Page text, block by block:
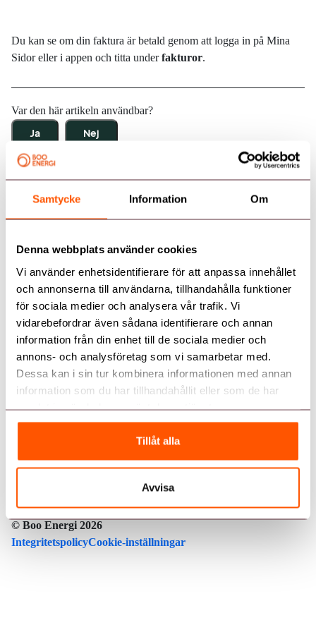
Samtycke Information Om
Denna webbplats använder cookies
Vi använder enhetsidentifierare för att anpassa innehållet
och annonserna till användarna, tillhandahålla funktioner
för sociala medier och analysera vår trafik. Vi
vidarebefordrar även sådana identifierare och annan
information från din enhet till de sociala medier och
annons- och analysföretag som vi samarbetar med.
Dessa kan i sin tur kombinera informationen med annan
information som du har tillhandahållit eller som de har
samlat in när du har använt deras tjänster.
Tillåt alla
Avvisa
Du kan se om din faktura är betald genom att logga in på Mina
Sidor eller i appen och titta underfakturor.
Var den här artikeln användbar?
Ja
Nej
Skrivet av
Alexander Forsback
Kundservice
Kundservice
Aktuell driftstatus
Mina sidor
Genvägar
Våra elavtal
Energitjänster
Nyhetsflöde
Avtalsvillkor och allmänna villkor
Jobba hos oss
Kontakta oss
08 – 747 51 70
kundservice@booenergi.se
Box 103
Ladda ner
Följ oss
© Boo Energi 2026
IntegritetspolicyCookie-inställningar
Boo Energi Försäljnings AB: 556492-3901
Boo Energi AB: 556476-6243